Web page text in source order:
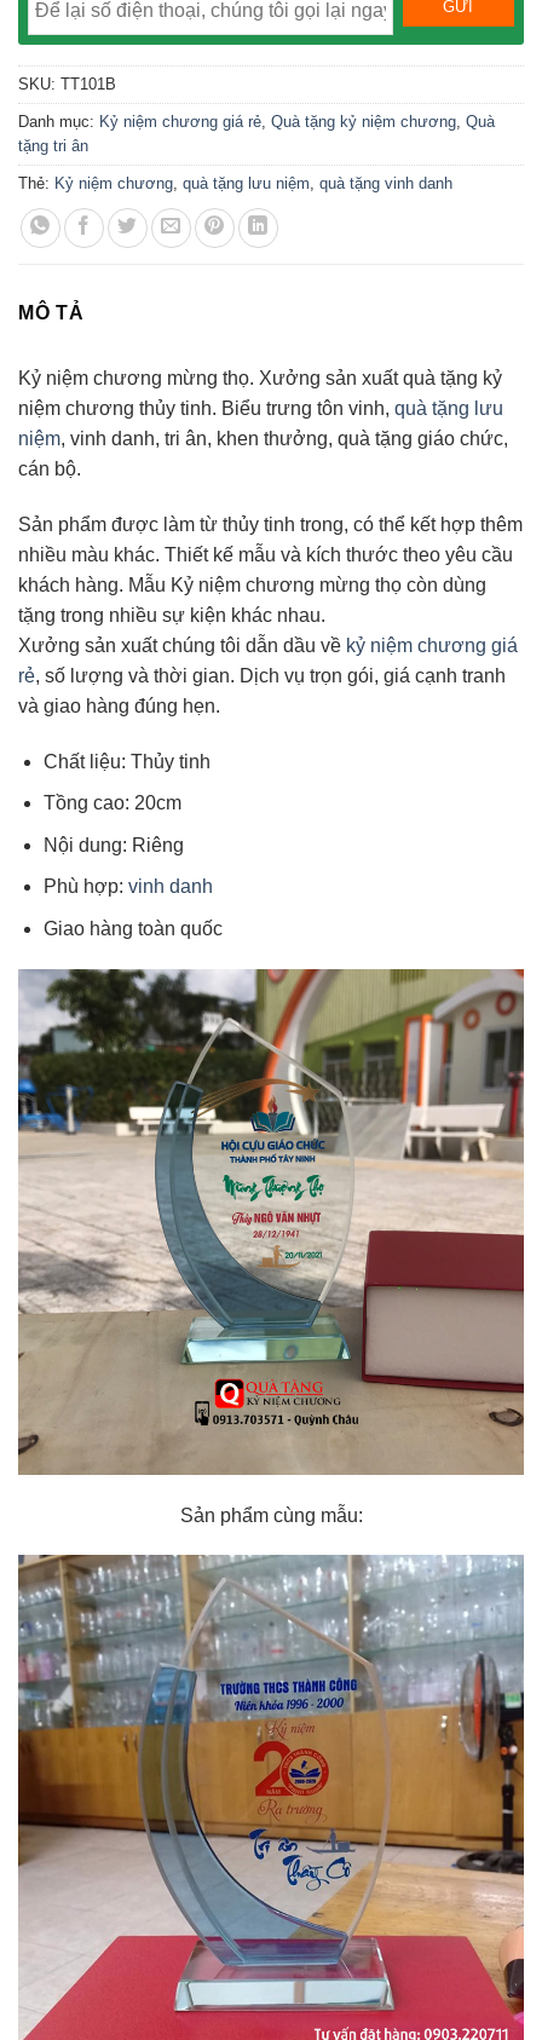
SKU: TT101B
Danh mục: Kỷ niệm chương giá rẻ Quà tặng kỷ niệm chương Quà
tặng tri ân
Thẻ: Kỷ niệm chương quà tặng lưu niệm quà tặng vinh danh
MÔ TẢ
Kỷ niệm chương mừng thọ. Xưởng sản xuất quà tặng kỷ
niệm chương thủy tinh. Biểu trưng tôn vinh, quà tặng lưu
niệm, vinh danh, tri ân, khen thưởng, quà tặng giáo chức,
cán bộ.
Sản phẩm được làm từ thủy tinh trong, có thể kết hợp thêm
nhiều màu khác. Thiết kế mẫu và kích thước theo yêu cầu
khách hàng. Mẫu Kỷ niệm chương mừng thọ còn dùng
tặng trong nhiều sự kiện khác nhau.
Xưởng sản xuất chúng tôi dẫn dầu về kỷ niệm chương giá
rẻ, số lượng và thời gian. Dịch vụ trọn gói, giá cạnh tranh
và giao hàng đúng hẹn.
Chất liệu: Thủy tinh
Tồng cao: 20cm
Nội dung: Riêng
Phù hợp: vinh danh
Giao hàng toàn quốc
Sản phẩm cùng mẫu: